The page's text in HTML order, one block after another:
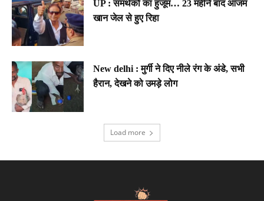
UP : समर्थकों का हुजूम… 23 महीने बाद आजम
खान जेल से हुए रिहा
New delhi : मुर्गी ने दिए नीले रंग के अंडे, सभी
हैरान, देखने को उमड़े लोग
Load more